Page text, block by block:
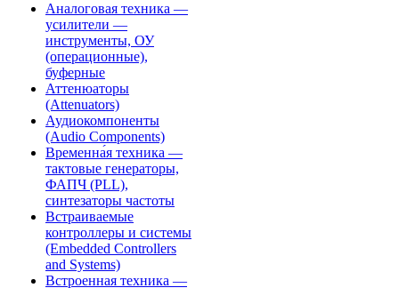
Аналоговая техника —
усилители —
инструменты, ОУ
(операционные),
буферные
Аттенюаторы
(Attenuators)
Аудиокомпоненты
(Audio Components)
Временна́я техника —
тактовые генераторы,
ФАПЧ (PLL),
синтезаторы частоты
Встраиваемые
контроллеры и системы
(Embedded Controllers
and Systems)
Встроенная техника —